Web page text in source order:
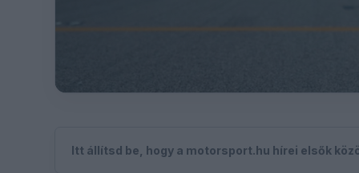
Itt állítsd be, hogy a motorsport.hu hírei elsők